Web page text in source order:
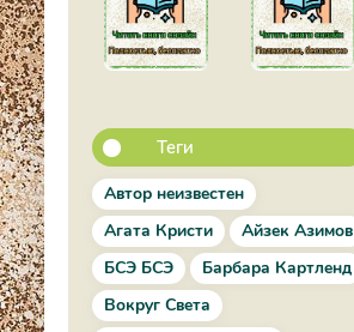
Теги
Автор неизвестен
Агата Кристи
Айзек Азимов
БСЭ БСЭ
Барбара Картленд
Вокруг Света